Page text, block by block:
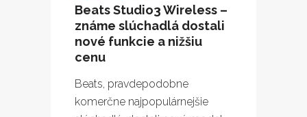
Beats Studio3 Wireless –
známe slúchadlá dostali
nové funkcie a nižšiu
cenu
Beats, pravdepodobne
komerčne najpopulárnejšie